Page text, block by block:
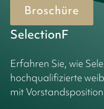
Broschüre
SelectionF
Erfahren Sie, wie
hochqualifizierte
mit